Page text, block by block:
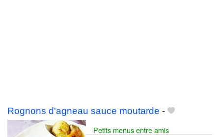
Rognons d'agneau sauce moutarde -
Petits menus entre amis